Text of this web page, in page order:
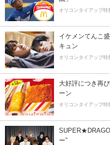
オリコンタイアップ特
イケメンてんこ
キュン
オリコンタイアップ特
大好評につき再
ーン
オリコンタイアップ特
ー”